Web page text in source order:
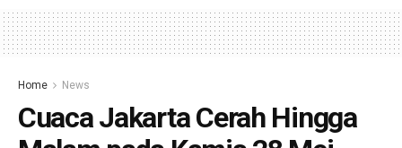
Home News
Cuaca Jakarta Cerah Hingga